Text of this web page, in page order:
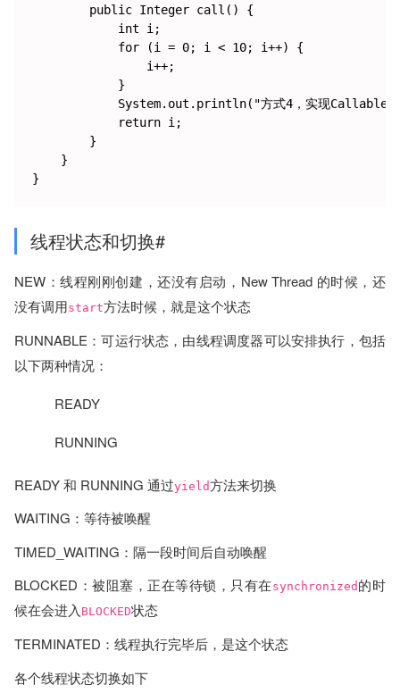
        public Integer call() {
            int i;
            for (i = 0; i < 10; i++) {
                i++;
            }
System.out.println("方式4，实现Callable接
            return i;
        }
    }
线程状态和切换#
NEW：线程刚刚创建，还没有启动，New Thread 的时候，还
没有调用start方法时候，就是这个状态
RUNNABLE：可运行状态，由线程调度器可以安排执行，包括
以下两种情况：
READY
RUNNING
READY 和 RUNNING 通过yield方法来切换
WAITING：等待被唤醒
TIMED_WAITING：隔一段时间后自动唤醒
BLOCKED：被阻塞，正在等待锁，只有在 synchronized 的时
候在会进入 BLOCKED状态
TERMINATED：线程执行完毕后，是这个状态
各个线程状态切换如下